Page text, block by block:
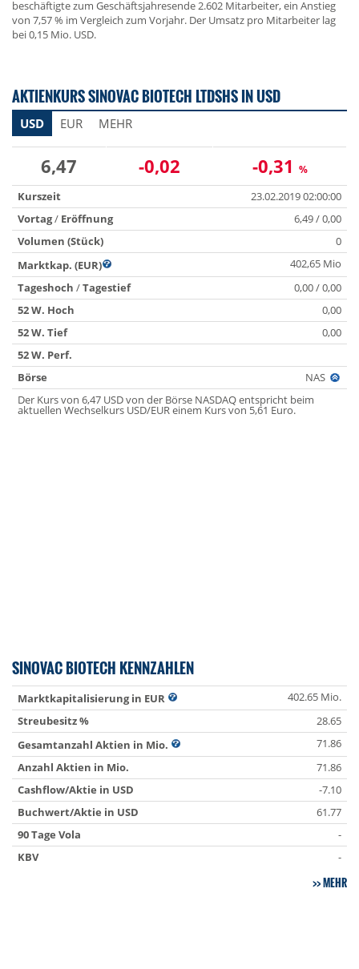
beschäftigte zum Geschäftsjahresende 2.602 Mitarbeiter, ein Anstieg
von 7,57 % im Vergleich zum Vorjahr. Der Umsatz pro Mitarbeiter lag
bei 0,15 Mio. USD.
AKTIENKURS SINOVAC BIOTECH LTDSHS IN USD
USD EUR MEHR
6,47 -0,02 -0,31 %
Kurszeit
23.02.2019 02:00:00
Vortag/ Eröffnung
6,49 / 0,00
Volumen (Stück)
0
Marktkap. (EUR)
402,65 Mio
Tageshoch /Tagestief
0,00 / 0,00
52 W. Hoch
0,00
52 W. Tief
0,00
52 W. Perf.
Börse
NAS
Der Kurs von 6,47 USD von der Börse NASDAQ entspricht beim
aktuellen Wechselkurs USD/EUR einem Kurs von 5,61 Euro.
SINOVAC BIOTECH KENNZAHLEN
Marktkapitalisierung in EUR
402.65 Mio.
Streubesitz %
28.65
Gesamtanzahl Aktien in Mio.
71.86
Anzahl Aktien in Mio.
71.86
Cashflow/Aktie in USD
-7.10
Buchwert/Aktie in USD
61.77
90 Tage Vola
-
KBV
-
MEHR